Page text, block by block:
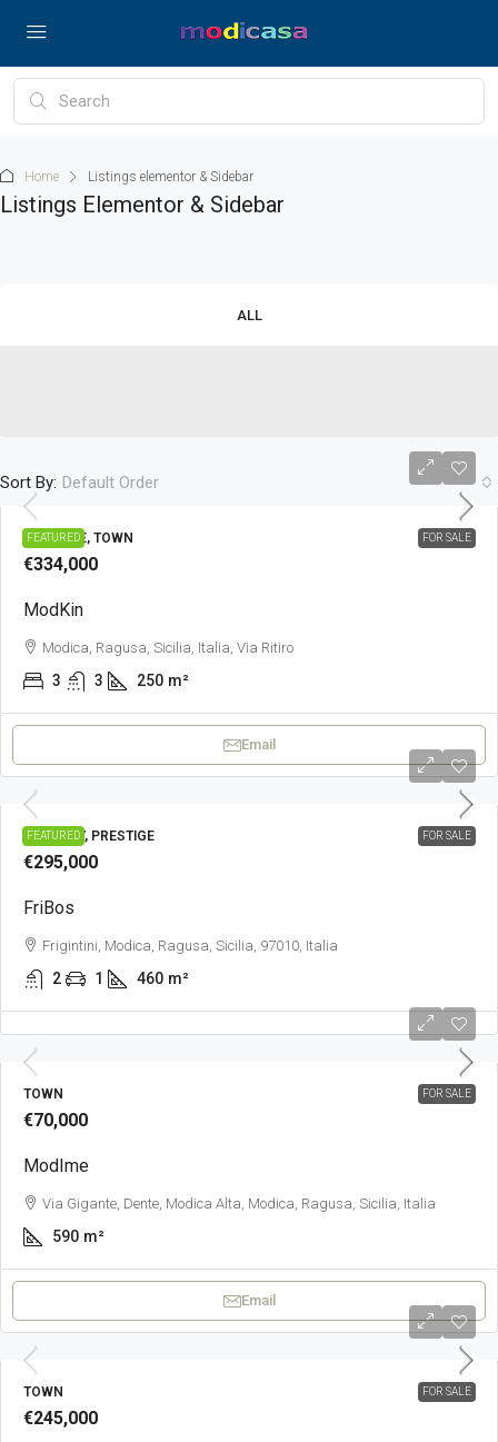
Home Listings elementor & Sidebar
Listings Elementor & Sidebar
ALL
Sort By: Default Order
FEATURED FOR SALE
PRESTIGE, TOWN
€334,000
ModKin
Modica, Ragusa, Sicilia, Italia, Via Ritiro
3 3 250 m²
Email
FEATURED FOR SALE
COUNTRY, PRESTIGE
€295,000
FriBos
Frigintini, Modica, Ragusa, Sicilia, 97010, Italia
2 1 460 m²
FOR SALE
TOWN
€70,000
ModIme
Via Gigante, Dente, Modica Alta, Modica, Ragusa, Sicilia, Italia
590 m²
Email
FOR SALE
TOWN
€245,000